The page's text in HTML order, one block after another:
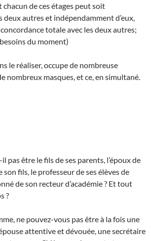
de ces étages peut soit
autres et indépendamment d’eux,
totale avec les deux autres;
du moment)
le réaliser, occupe de nombreuse
nombreux masques, et ce, en simultané.
pas être le fils de ses parents, l’époux de
son fils, le professeur de ses élèves de
de son recteur d’académie ? Et tout
?
ne pouvez-vous pas être à la fois une
attentive et dévouée, une secrétaire